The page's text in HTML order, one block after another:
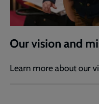
Our vision and
Learn more about our